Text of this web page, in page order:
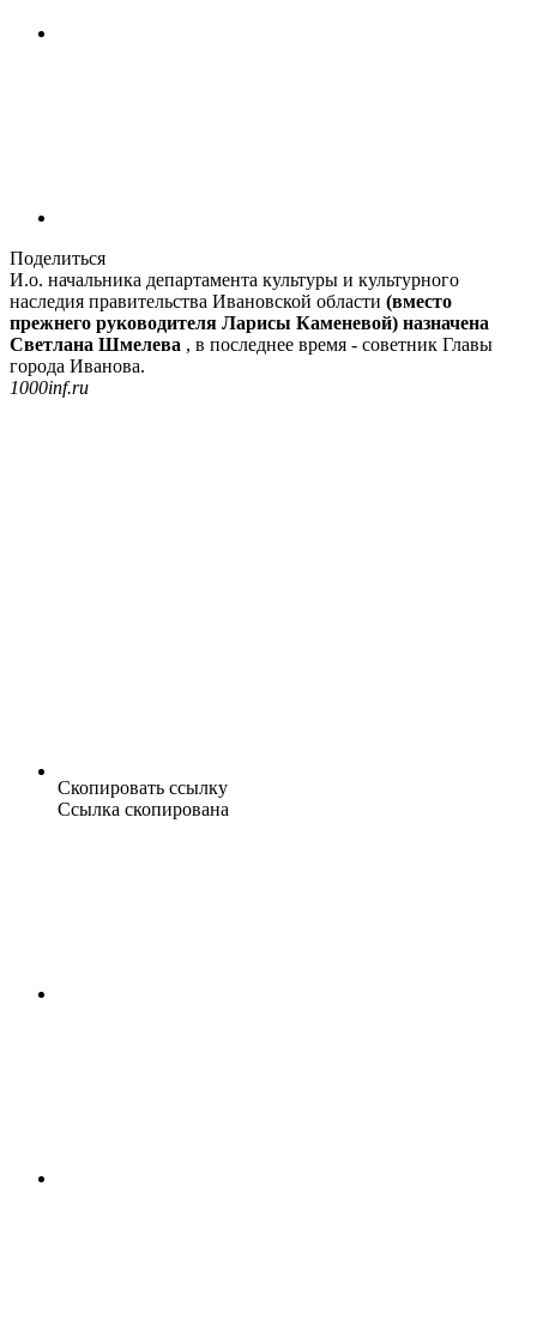
Поделиться
И.о. начальника департамента культуры и культурного
наследия правительства Ивановской области (вместо
прежнего руководителя Ларисы Каменевой) назначена
Светлана Шмелева , в последнее время - советник Главы
города Иванова.
1000inf.ru
Скопировать ссылку
Ссылка скопирована